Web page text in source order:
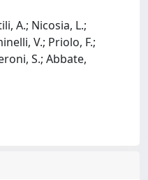
A.; Nicosia, L.;
V.; Priolo, F.;
S.; Abbate,